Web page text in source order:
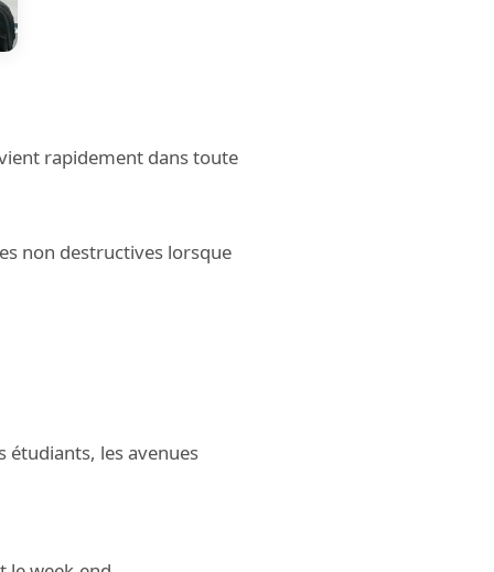
rapidement dans toute
non destructives lorsque
étudiants, les avenues